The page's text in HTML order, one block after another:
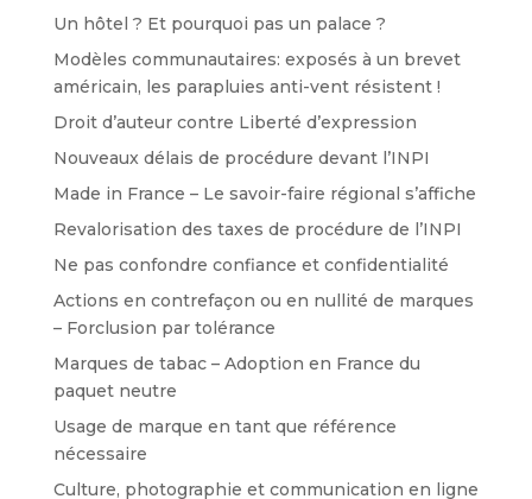
Un hôtel ? Et pourquoi pas un palace ?
Modèles communautaires: exposés à un brevet
américain, les parapluies anti-vent résistent !
Droit d’auteur contre Liberté d’expression
Nouveaux délais de procédure devant l’INPI
Made in France – Le savoir-faire régional s’affiche
Revalorisation des taxes de procédure de l’INPI
Ne pas confondre confiance et confidentialité
Actions en contrefaçon ou en nullité de marques
– Forclusion par tolérance
Marques de tabac – Adoption en France du
paquet neutre
Usage de marque en tant que référence
nécessaire
Culture, photographie et communication en ligne